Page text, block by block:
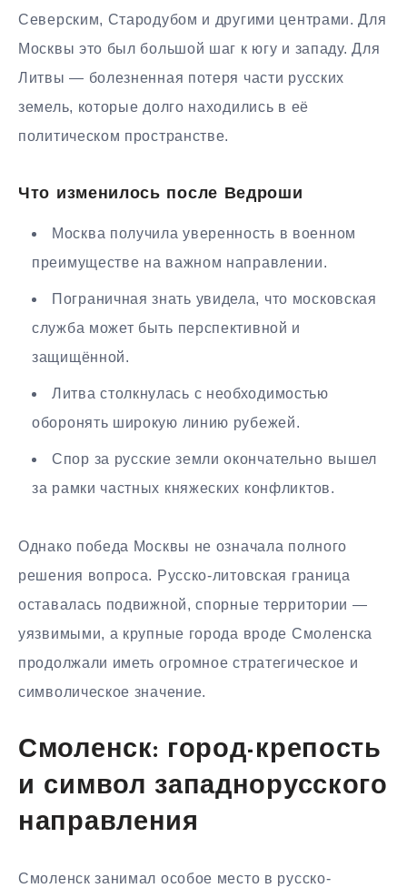
Северским, Стародубом и другими центрами. Для
Москвы это был большой шаг к югу и западу. Для
Литвы — болезненная потеря части русских
земель, которые долго находились в её
политическом пространстве.
Что изменилось после Ведроши
Москва получила уверенность в военном
преимуществе на важном направлении.
Пограничная знать увидела, что московская
служба может быть перспективной и
защищённой.
Литва столкнулась с необходимостью
оборонять широкую линию рубежей.
Спор за русские земли окончательно вышел
за рамки частных княжеских конфликтов.
Однако победа Москвы не означала полного
решения вопроса. Русско-литовская граница
оставалась подвижной, спорные территории —
уязвимыми, а крупные города вроде Смоленска
продолжали иметь огромное стратегическое и
символическое значение.
Смоленск: город-крепость
и символ западнорусского
направления
Смоленск занимал особое место в русско-